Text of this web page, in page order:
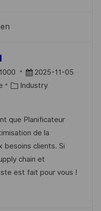
D
A
M
D
E
R
V
2025-11-05
K
E
G
O
R
I
Industry
que Planificateur
de la
besoins clients. Si
chain et
est fait pour vous !
Planner - F/H